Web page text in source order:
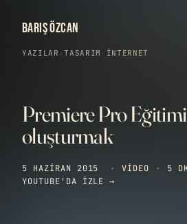
BARIŞ ÖZCAN
YAZILAR ›TASARIM · İNTERNET
Premiere Pro Eğitimi
oluşturmak
5 HAZIRAN 2015 · VIDEO ·
5
YOUTUBE'DA IZLE →